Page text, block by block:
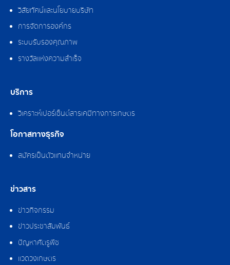
วิสัยทัศน์และนโยบายบริษัท
การจัดการองค์กร
ระบบรับรองคุณภาพ
รางวัลแห่งความสำเร็จ
บริการ
วิเคราะห์เปอร์เซ็นต์สารเคมีทางการเกษตร
โอกาสทางธุรกิจ
สมัครเป็นตัวแทนจำหน่าย
ข่าวสาร
ข่าวกิจกรรม
ข่าวประชาสัมพันธ์
ปัญหาศัตรูพืช
แวดวงเกษตร